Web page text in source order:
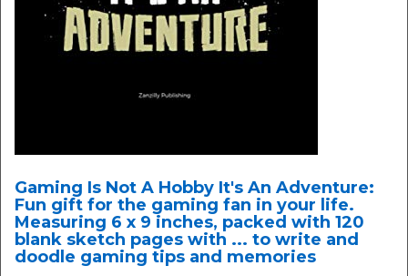
Gaming Is Not A Hobby It's An Adventure:
Fun gift for the gaming fan in your life.
Measuring 6 x 9 inches, packed with 120
blank sketch pages with ... to write and
doodle gaming tips and memories